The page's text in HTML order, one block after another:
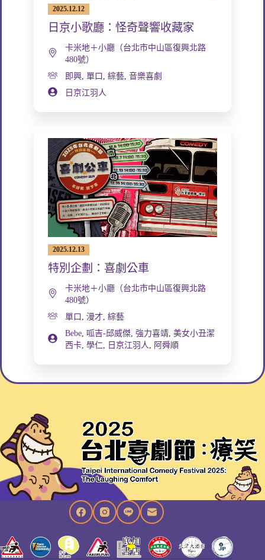
2025.12.12
日京小歌廳：怪奇聲響收藏家
卡米地＋小廳（台北市中山區復興北路
480號）
即興, 單口 綜藝, 音樂喜劇
日京江羽人
2025.12.13
特別企劃：喜劇公車
卡米地＋小廳（台北市中山區復興北路
480號）
單口 , 漫才, 綜藝
Bebe, 呱吉-邱威傑, 強力喜靖, 美女小丑潔
西卡, 學仁, 日京江羽人, 阿舜順